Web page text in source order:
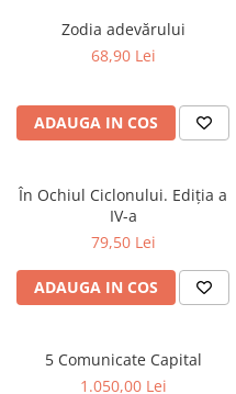
Zodia adevărului
68,90 Lei
ADAUGA IN COS
În Ochiul Ciclonului. Ediția a
IV-a
79,50 Lei
ADAUGA IN COS
5 Comunicate Capital
1.050,00 Lei